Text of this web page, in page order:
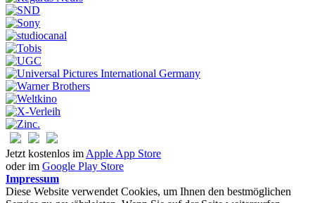
Jetzt kostenlos im Apple App Store
oder im Google Play Store
Impressum
Diese Website verwendet Cookies, um Ihnen den bestmöglichen